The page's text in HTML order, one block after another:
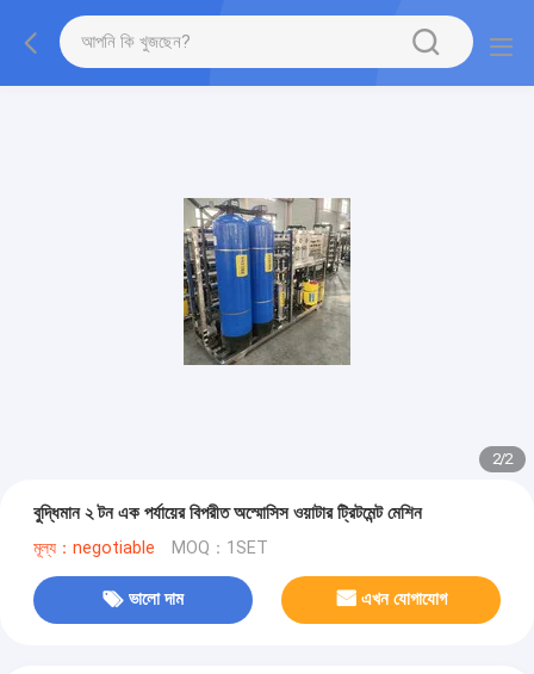
2/2
বুদ্ধিমান ২ টন এক পর্যায়ের বিপরীত অস্মোসিস ওয়াটার ট্রিটমেন্ট মেশিন
মূল্য：negotiable MOQ：1SET
ভালো দাম এখন যোগাযোগ